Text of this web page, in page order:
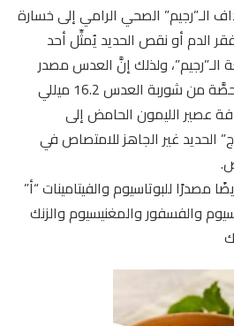
الـ”رجيم” الصحي الرامي إلى خسارة
الدم أو نقص الحديد يُمثِّل أحد
الـ”رجيم”، ولذلك إنَّ العدس مصدر
ممتاز للحديد، حيث تحتوي حصَّة من شوربة العدس 16.2 ميللي
عصير الليمون الحامض إلى
الحديد غير الجاهز للامتصاص في
مصدرًا للبوتاسيوم والفيتامينات “أ”
والفسفور والمغنيسيوم والزنك